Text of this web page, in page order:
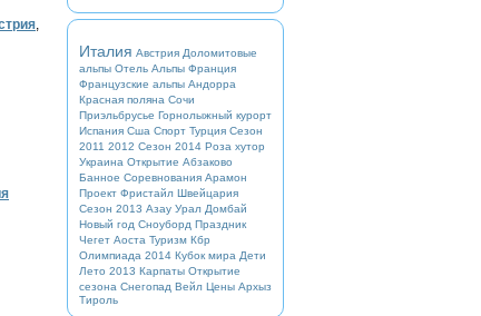
,
Италия Австрия Доломитовые
альпы Отель Альпы Франция
Французские альпы Андорра
Красная поляна Сочи
Приэльбрусье Горнолыжный курорт
Испания Сша Спорт Турция Сезон
2011 2012 Сезон 2014 Роза хутор
Украина Открытие Абзаково
Банное Соревнования Арамон
Проект Фристайл Швейцария
Сезон 2013 Азау Урал Домбай
Новый год Сноуборд Праздник
Чегет Аоста Туризм Кбр
Олимпиада 2014 Кубок мира Дети
Лето 2013 Карпаты Открытие
сезона Снегопад Вейл Цены Архыз
Тироль